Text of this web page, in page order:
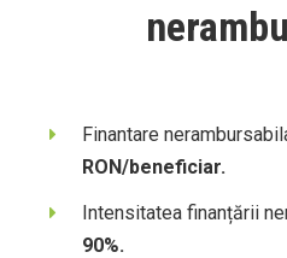
Finantare
RON/beneficiar.
Intensitatea finanțării
90%.